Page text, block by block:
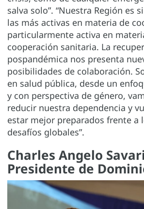
salva solo”. “Nuestra Región es
las más activas en materia de
particularmente activa en
cooperación sanitaria. La
pospandémica nos presenta
posibilidades de colaboración.
en salud pública, desde un
y con perspectiva de género,
reducir nuestra dependencia y
estar mejor preparados frente a
desafíos globales”.
Charles Angelo
Presidente de